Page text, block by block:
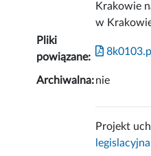
Krakowie
w
Pliki
powiązane:
Archiwalna:nie
Projekt
legislacyjna